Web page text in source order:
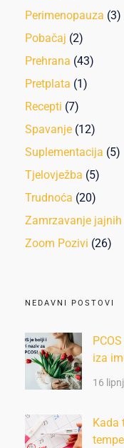
Perimenopauza (3)
Pobačaj (2)
Prehrana (43)
Pretplata (1)
Recepti (7)
Spavanje (12)
Suplementacija (5)
Tjelovježba (5)
Trudnoća (20)
Zamrzavanje
Zoom Pozivi (26)
NEDAVNI POSTOVI
iza
16
Kada